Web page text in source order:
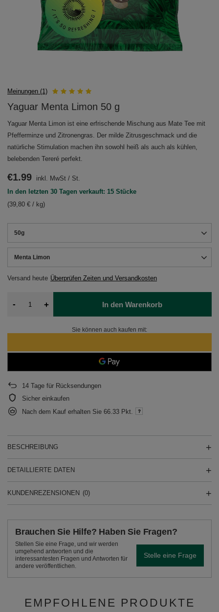
Meinungen (1)
Yaguar Menta Limon 50 g
Yaguar Menta Limon ist eine erfrischende Mischung aus Mate Tee mit
Pfefferminze und Zitronengras. Der milde Zitrusgeschmack und die
natürliche Stimulation machen ihn sowohl heiß als auch als kühlen,
belebenden Tereré perfekt.
50g
Menta Limon
Versand heute Überprüfen Zeiten und Versandkosten
€1.99 inkl. MwSt / St.
In den letzten 30 Tagen verkauft: 15 Stücke
(39,80 € / kg)
- + In den Warenkorb
Sie können auch kaufen mit:
14 Tage für Rücksendungen
Sicher einkaufen
Nach dem Kauf erhalten Sie 66.33 Pkt.
BESCHREIBUNG
DETAILLIERTE DATEN
KUNDENREZENSIONEN (0)
Brauchen Sie Hilfe? Haben Sie Fragen?
Stellen Sie eine Frage, und wir werden
umgehend antworten und die
interessantesten Fragen und Antworten für
andere veröffentlichen.
Stelle eine Frage
EMPFOHLENE PRODUKTE